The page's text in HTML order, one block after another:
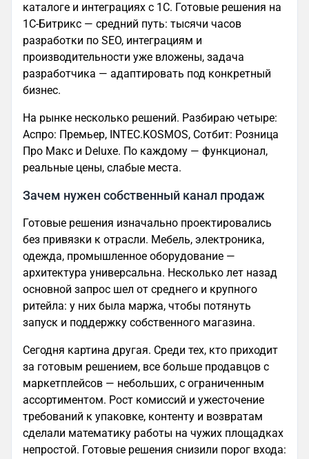
каталоге и интеграциях с 1С. Готовые решения на
1С-Битрикс — средний путь: тысячи часов
разработки по SEO, интеграциям и
производительности уже вложены, задача
разработчика — адаптировать под конкретный
бизнес.
На рынке несколько решений. Разбираю четыре:
Аспро: Премьер, INTEC.KOSMOS, Сотбит: Розница
Про Макс и Deluxe. По каждому — функционал,
реальные цены, слабые места.
Зачем нужен собственный канал продаж
Готовые решения изначально проектировались
без привязки к отрасли. Мебель, электроника,
одежда, промышленное оборудование —
архитектура универсальна. Несколько лет назад
основной запрос шел от среднего и крупного
ритейла: у них была маржа, чтобы потянуть
запуск и поддержку собственного магазина.
Сегодня картина другая. Среди тех, кто приходит
за готовым решением, все больше продавцов с
маркетплейсов — небольших, с ограниченным
ассортиментом. Рост комиссий и ужесточение
требований к упаковке, контенту и возвратам
сделали математику работы на чужих площадках
непростой. Готовые решения снизили порог входа: